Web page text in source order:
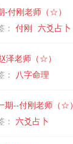
-付刚老师（☆）
： 付刚 六爻占卜
泽老师（☆）
： 八字命理
期--付刚老师（☆）
： 六爻占卜